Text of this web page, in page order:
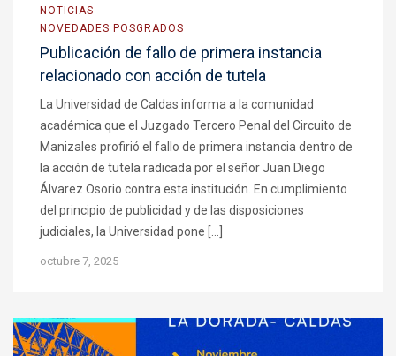
NOTICIAS
NOVEDADES POSGRADOS
Publicación de fallo de primera instancia
relacionado con acción de tutela
La Universidad de Caldas informa a la comunidad
académica que el Juzgado Tercero Penal del Circuito de
Manizales profirió el fallo de primera instancia dentro de
la acción de tutela radicada por el señor Juan Diego
Álvarez Osorio contra esta institución. En cumplimiento
del principio de publicidad y de las disposiciones
judiciales, la Universidad pone […]
octubre 7, 2025